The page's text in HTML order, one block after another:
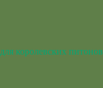
для королевских питонов